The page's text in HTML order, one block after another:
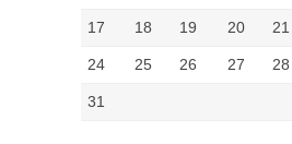
17 18 19 20 21
24 25 26 27 28
31